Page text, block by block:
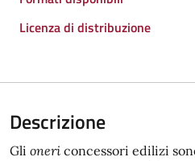
Licenza di distribuzione
Descrizione
Gli oneri concessori edilizi